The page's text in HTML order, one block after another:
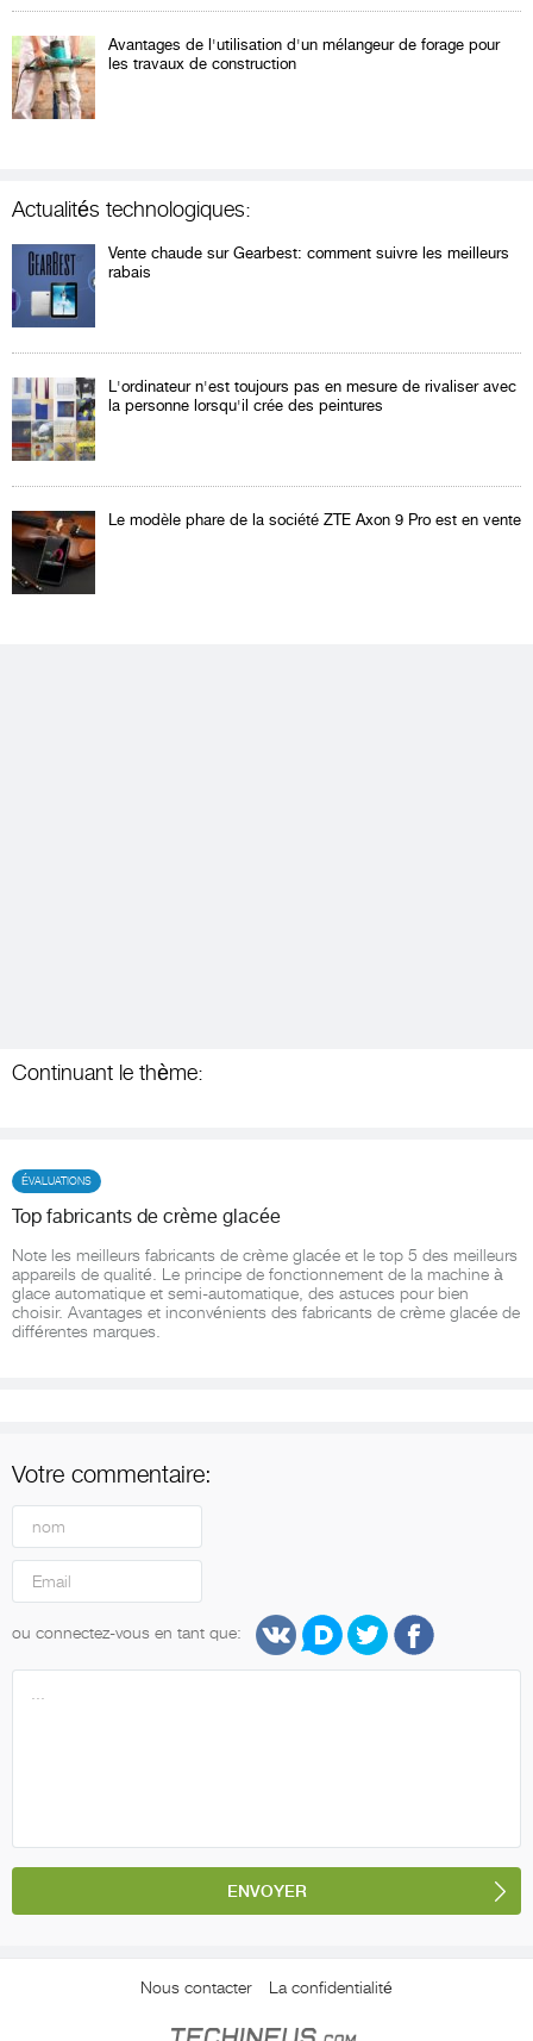
Avantages de l'utilisation d'un mélangeur de forage pour
les travaux de construction
Actualités technologiques:
Vente chaude sur Gearbest: comment suivre les meilleurs
rabais
L'ordinateur n'est toujours pas en mesure de rivaliser avec
la personne lorsqu'il crée des peintures
Le modèle phare de la société ZTE Axon 9 Pro est en vente
Continuant le thème:
ÉVALUATIONS
Top fabricants de crème glacée
Note les meilleurs fabricants de crème glacée et le top 5 des meilleurs
appareils de qualité. Le principe de fonctionnement de la machine à
glace automatique et semi-automatique, des astuces pour bien
choisir. Avantages et inconvénients des fabricants de crème glacée de
différentes marques.
Votre commentaire:
ou connectez-vous en tant que:
Nous contacter La confidentialité